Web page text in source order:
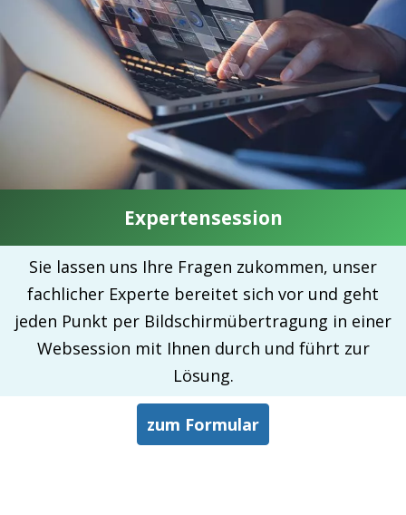
Expertensession
Sie lassen uns Ihre Fragen zukommen, unser
fachlicher Experte bereitet sich vor und geht
jeden Punkt per Bildschirmübertragung in einer
Websession mit Ihnen durch und führt zur
Lösung.
zum Formular